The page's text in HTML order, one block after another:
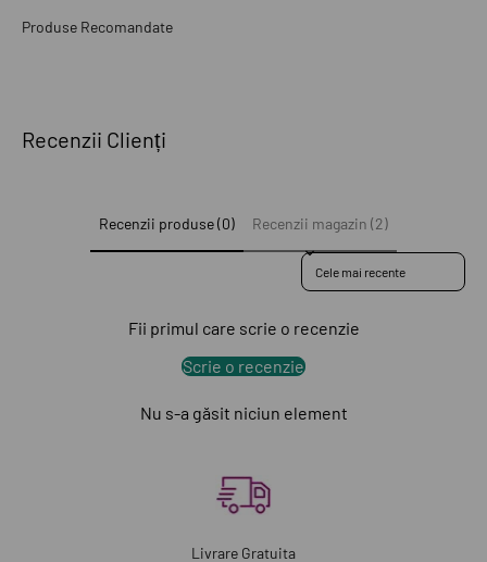
Recenzii Clienți
Recenzii produse (0) Recenzii magazin (2)
Sort reviews by
Fii primul care scrie o recenzie
Scrie o recenzie
Nu s-a găsit niciun element
Livrare Gratuita